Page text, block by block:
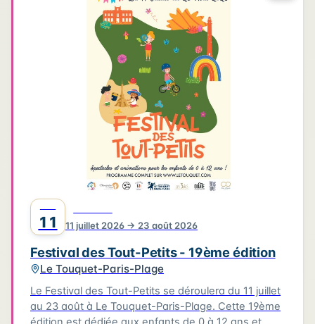
2
2
12
6
17
22
4
2
2
3
Leaflet|©OpenStreetMap
11 11 juillet 2026 → 23 août 2026
Festival des Tout-Petits - 19ème édition
Le Touquet-Paris-Plage
Le Festival des Tout-Petits se déroulera du 11 juillet
au 23 août à Le Touquet-Paris-Plage. Cette 19ème